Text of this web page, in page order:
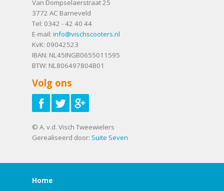
Van Dompselaerstraat 25
3772 AC Barneveld
Tel: 0342 - 42 40 44
E-mail: info@vischscooters.nl
KvK: 09042523
IBAN: NL45INGB0655011595
BTW: NL806497804B01
Volg ons
© A. v.d. Visch Tweewielers
Gerealiseerd door: Suite Seven
Home